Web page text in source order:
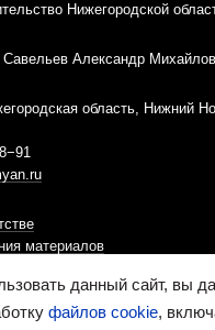
Нижегородской
Александр
область, Нижний
материалов
использования
данный сайт, вы
файлов cookie,